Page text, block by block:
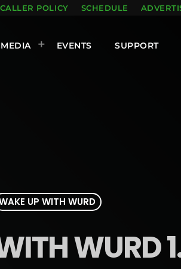
CALLER POLICY SCHEDULE
EVENTS SUPPORT
UP WITH WURD
WURD